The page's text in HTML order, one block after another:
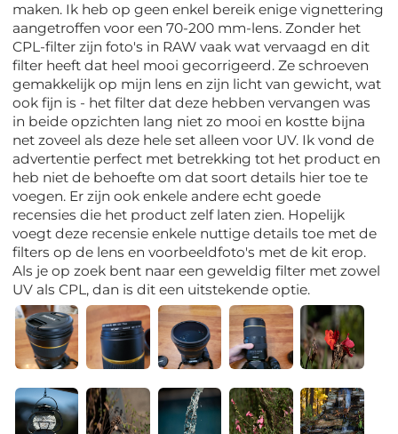
maken. Ik heb op geen enkel bereik enige vignettering
aangetroffen voor een 70-200 mm-lens. Zonder het
CPL-filter zijn foto's in RAW vaak wat vervaagd en dit
filter heeft dat heel mooi gecorrigeerd. Ze schroeven
gemakkelijk op mijn lens en zijn licht van gewicht, wat
ook fijn is - het filter dat deze hebben vervangen was
in beide opzichten lang niet zo mooi en kostte bijna
net zoveel als deze hele set alleen voor UV. Ik vond de
advertentie perfect met betrekking tot het product en
heb niet de behoefte om dat soort details hier toe te
voegen. Er zijn ook enkele andere echt goede
recensies die het product zelf laten zien. Hopelijk
voegt deze recensie enkele nuttige details toe met de
filters op de lens en voorbeeldfoto's met de kit erop.
Als je op zoek bent naar een geweldig filter met zowel
UV als CPL, dan is dit een uitstekende optie.